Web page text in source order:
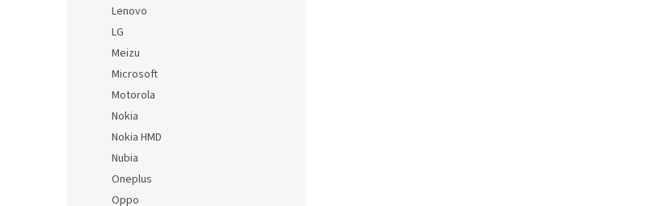
Lenovo
LG
Meizu
Microsoft
Motorola
Nokia
Nokia HMD
Nubia
Oneplus
Oppo